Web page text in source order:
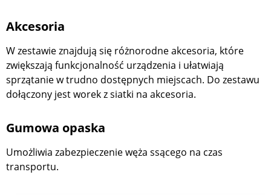
Akcesoria
W zestawie znajdują się różnorodne akcesoria, które
zwiększają funkcjonalność urządzenia i ułatwiają
sprzątanie w trudno dostępnych miejscach. Do zestawu
dołączony jest worek z siatki na akcesoria.
Gumowa opaska
Umożliwia zabezpieczenie węża ssącego na czas
transportu.